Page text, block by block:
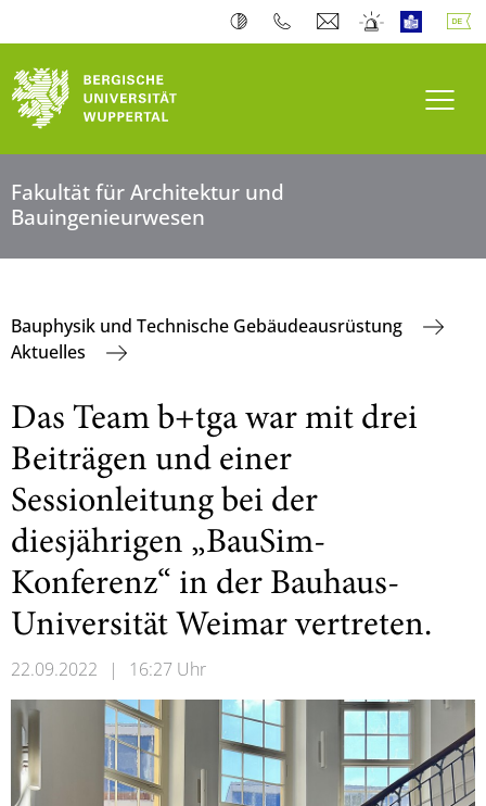
Fakultät für Architektur und
Bauingenieurwesen
Bauphysik und Technische Gebäudeausrüstung
Aktuelles
Das Team b+tga war mit drei
Beiträgen und einer
Sessionleitung bei der
diesjährigen „BauSim-
Konferenz“ in der Bauhaus-
Universität Weimar vertreten.
22.09.2022 | 16:27 Uhr